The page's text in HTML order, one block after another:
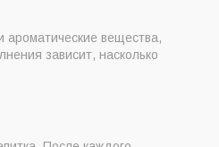
вещества,
зависит, насколько